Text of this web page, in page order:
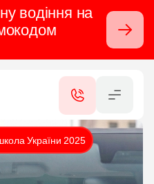
водіння на
Закрити
України 2025